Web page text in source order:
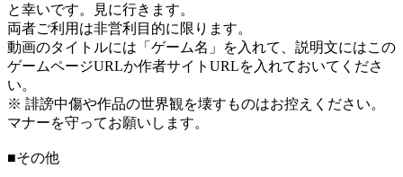
と幸いです。見に行きます。
両者ご利用は非営利目的に限ります。
動画のタイトルには「ゲーム名」を入れて、説明文にはこの
ゲームページURLか作者サイトURLを入れておいてくださ
い。
※ 誹謗中傷や作品の世界観を壊すものはお控えください。
マナーを守ってお願いします。
■その他